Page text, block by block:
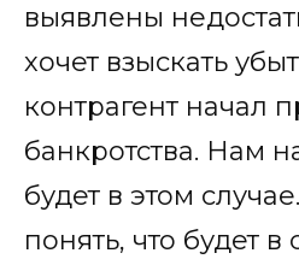
выявлены
хочет взыскать
контрагент начал
банкротства. Нам
будет в этом
понять, что будет в